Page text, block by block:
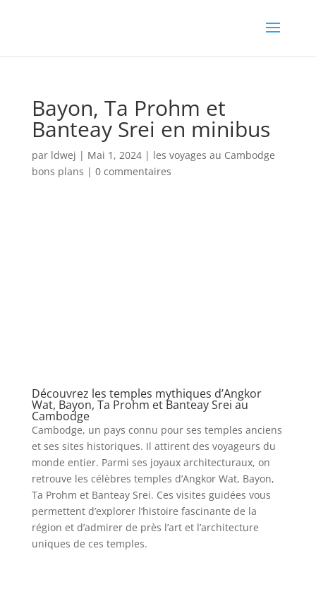
Bayon, Ta Prohm et
Banteay Srei en minibus
par ldwej | Mai 1, 2024| les voyages au Cambodge
bons plans | 0 commentaires
Découvrez les temples mythiques d’Angkor
Wat, Bayon, Ta Prohm et Banteay Srei au
Cambodge
Cambodge, un pays connu pour ses temples anciens
et ses sites historiques. Il attirent des voyageurs du
monde entier. Parmi ses joyaux architecturaux, on
retrouve les célèbres temples d’Angkor Wat, Bayon,
Ta Prohm et Banteay Srei. Ces visites guidées vous
permettent d’explorer l’histoire fascinante de la
région et d’admirer de près l’art et l’architecture
uniques de ces temples.